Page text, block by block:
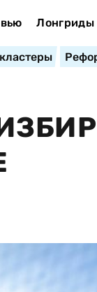
Лонгриды